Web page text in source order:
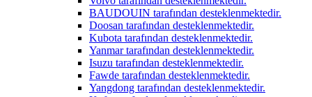
BAUDOUIN tarafından desteklenmektedir.
Doosan tarafından desteklenmektedir.
Kubota tarafından desteklenmektedir.
Yanmar tarafından desteklenmektedir.
Isuzu tarafından desteklenmektedir.
Fawde tarafından desteklenmektedir.
Yangdong tarafından desteklenmektedir.